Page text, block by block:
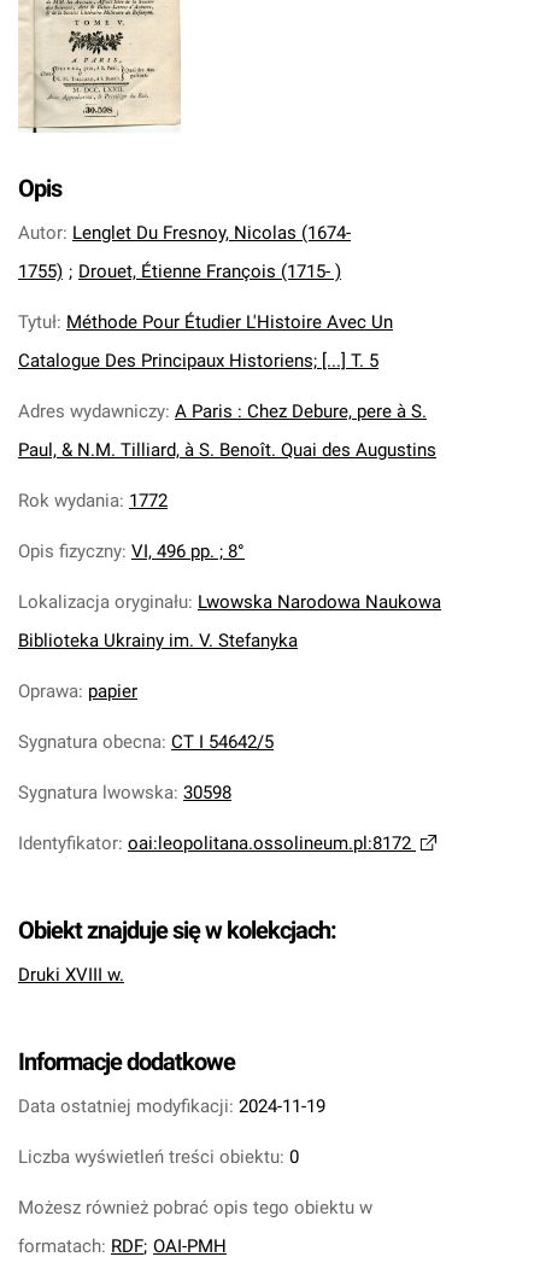
Opis
Autor: Lenglet Du Fresnoy, Nicolas (1674-
1755) ; Drouet, Étienne François (1715- )
Tytuł: Méthode Pour Étudier L'Histoire Avec Un
Catalogue Des Principaux Historiens; [...] T. 5
Adres wydawniczy: A Paris : Chez Debure, pere à S.
Paul, & N.M. Tilliard, à S. Benoît. Quai des Augustins
Rok wydania: 1772
Opis fizyczny: VI, 496 pp. ; 8°
Lokalizacja oryginału: Lwowska Narodowa Naukowa
Biblioteka Ukrainy im. V. Stefanyka
Oprawa: papier
Sygnatura obecna: CT I 54642/5
Sygnatura lwowska: 30598
Identyfikator: oai:leopolitana.ossolineum.pl:8172
Obiekt znajduje się w kolekcjach:
Druki XVIII w.
Informacje dodatkowe
Data ostatniej modyfikacji: 2024-11-19
Liczba wyświetleń treści obiektu: 0
Możesz również pobrać opis tego obiektu w
formatach: RDF; OAI-PMH